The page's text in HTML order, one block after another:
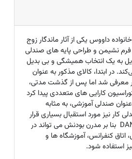
داووس یکی از آثار ماندگار زوج
فرم نشیمن و طراحی پایه های صندلی
به یک انتخاب همیشگی و بی بدیل
در ابتدا، کالای مذکور به عنوان
معرفی شد اما پس از گذشت مدتی،
کارایی های متعددی پیدا کرد
صندلی آموزشی، به مثابه
کار نیز مورد استقبال بسیاری قرار
بنا بر مدرن بودنش می تواند در
کنفرانس، آموزشگاه ها و
استفاده شود.